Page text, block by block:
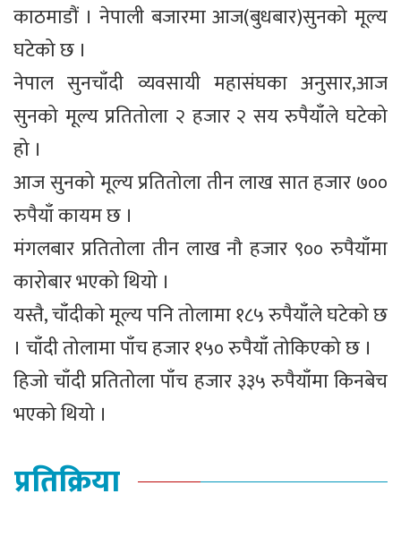
काठमाडौं । नेपाली बजारमा आज(बुधबार)सुनको मूल्य
घटेको छ ।
नेपाल सुनचाँदी व्यवसायी महासंघका अनुसार,आज
सुनको मूल्य प्रतितोला २ हजार २ सय रुपैयाँले घटेको
हो ।
आज सुनको मूल्य प्रतितोला तीन लाख सात हजार ७००
रुपैयाँ कायम छ ।
मंगलबार प्रतितोला तीन लाख नौ हजार ९०० रुपैयाँमा
कारोबार भएको थियो ।
यस्तै, चाँदीको मूल्य पनि तोलामा १८५ रुपैयाँले घटेको छ
। चाँदी तोलामा पाँच हजार १५० रुपैयाँ तोकिएको छ ।
हिजो चाँदी प्रतितोला पाँच हजार ३३५ रुपैयाँमा किनबेच
भएको थियो ।
प्रतिक्रिया